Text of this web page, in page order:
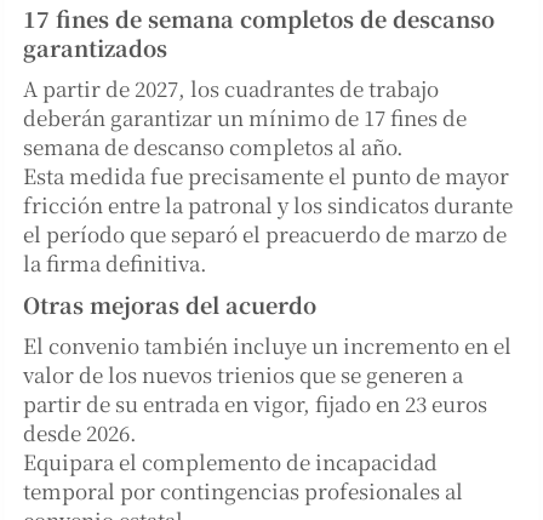
17 fines de semana completos de descanso
garantizados
A partir de 2027, los cuadrantes de trabajo
deberán garantizar un mínimo de 17 fines de
semana de descanso completos al año.
Esta medida fue precisamente el punto de mayor
fricción entre la patronal y los sindicatos durante
el período que separó el preacuerdo de marzo de
la firma definitiva.
Otras mejoras del acuerdo
El convenio también incluye un incremento en el
valor de los nuevos trienios que se generen a
partir de su entrada en vigor, fijado en 23 euros
desde 2026.
Equipara el complemento de incapacidad
temporal por contingencias profesionales al